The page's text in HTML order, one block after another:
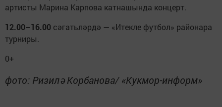
артисты Марина Карпова катнашында концерт.
12.00–16.00 сәгатьләрдә — «Итекле футбол» районара
турниры.
0+
фото: Ризилә Корбанова/ «Кукмор-информ»